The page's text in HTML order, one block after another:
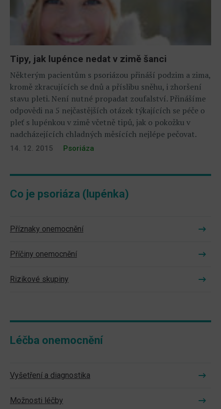
Tipy, jak lupénce nedat v zimě šanci
Některým pacientům s psoriázou přináší podzim a zima,
kromě zkracujících se dnů a příslibu sněhu, i zhoršení
stavu pleti. Není nutné propadat zoufalství. Přinášíme
odpovědi na 5 nejčastějších otázek týkajících se péče o
pleť s lupénkou v zimě včetně tipů, jak o pokožku v
nadcházejících chladných měsících nejlépe pečovat.
14. 12. 2015 Psoriáza
Co je psoriáza (lupénka)
Příznaky onemocnění
Příčiny onemocnění
Rizikové skupiny
Léčba onemocnění
Vyšetření a diagnostika
Možnosti léčby